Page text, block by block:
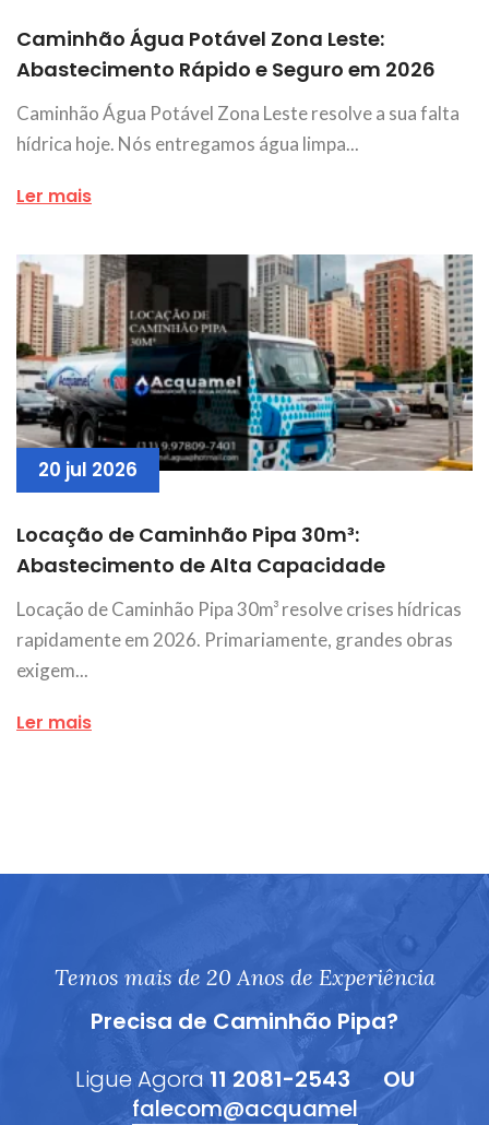
Caminhão Água Potável Zona Leste:
Abastecimento Rápido e Seguro em 2026
Caminhão Água Potável Zona Leste resolve a sua falta
hídrica hoje. Nós entregamos água limpa...
Ler mais
20 jul 2026
Locação de Caminhão Pipa 30m³:
Abastecimento de Alta Capacidade
Locação de Caminhão Pipa 30m³ resolve crises hídricas
rapidamente em 2026. Primariamente, grandes obras
exigem...
Ler mais
Temos mais de 20 Anos de Experiência
Precisa de Caminhão Pipa?
Ligue Agora 11 2081-2543
OU
falecom@acquamel